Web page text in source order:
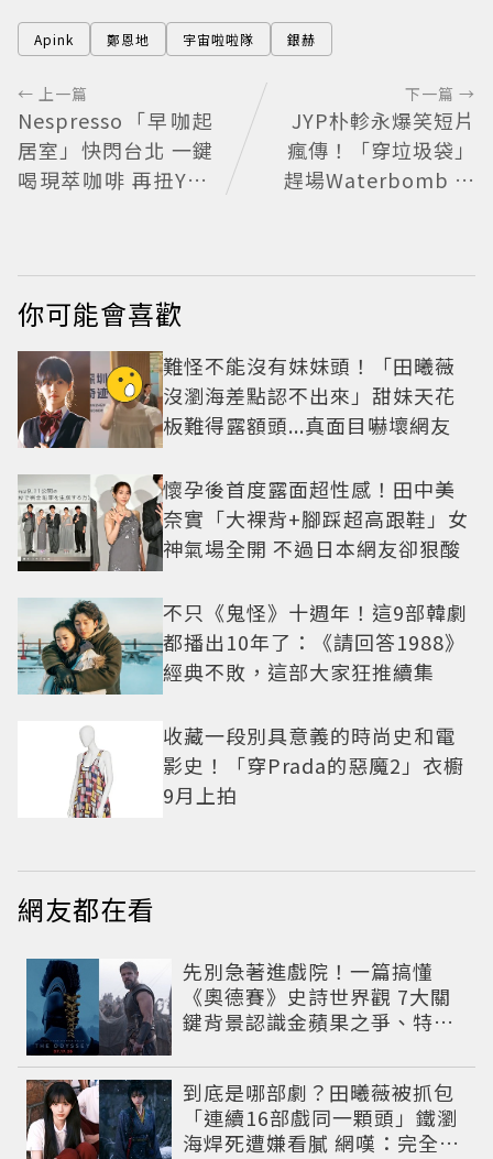
Apink 鄭恩地 宇宙啦啦隊 銀赫
← 上一篇
Nespresso「早咖起
居室」快閃台北 一鍵
喝現萃咖啡 再扭Y2K
下一篇 →
JYP朴軫永爆笑短片
瘋傳！「穿垃圾袋」
趕場Waterbomb 被
你可能會喜歡
難怪不能沒有妹妹頭！「田曦薇
沒瀏海差點認不出來」甜妹天花
板難得露額頭...真面目嚇壞網友
懷孕後首度露面超性感！田中美
奈實「大裸背+腳踩超高跟鞋」女
神氣場全開 不過日本網友卻狠酸
不只《鬼怪》十週年！這9部韓劇
都播出10年了：《請回答1988》
經典不敗，這部大家狂推續集
收藏一段別具意義的時尚史和電
影史！「穿Prada的惡魔2」衣櫥
9月上拍
網友都在看
先別急著進戲院！一篇搞懂
《奧德賽》史詩世界觀 7大關
鍵背景認識金蘋果之爭、特洛
到底是哪部劇？田曦薇被抓包
「連續16部戲同一顆頭」鐵瀏
海焊死遭嫌看膩 網嘆：完全分